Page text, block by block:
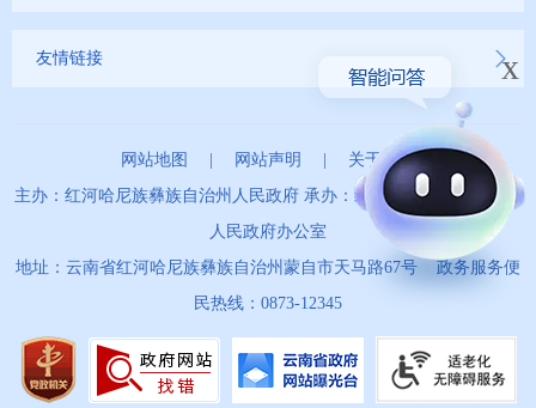
友情链接
网站地图 网站声明
关于我们
主办：红河哈尼族彝族自治州人民政府 承办：红河哈尼族彝族自治州
人民政府办公室
地址：云南省红河哈尼族彝族自治州蒙自市天马路67号 政务服务便
民热线：0873-12345
x